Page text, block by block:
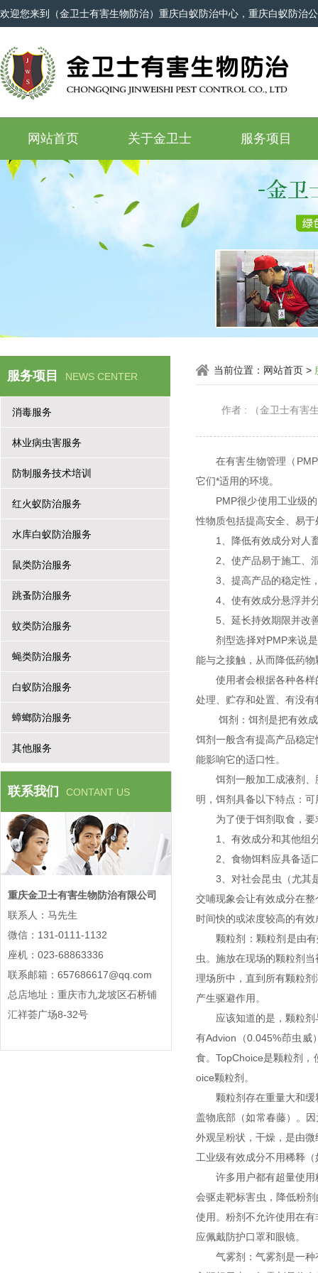
欢迎您来到（金卫士有害生物防治）重庆白蚁防治中心，重庆白蚁防治
网站首页 关于金卫士 服务项目
服务项目 NEWS CENTER
消毒服务
林业病虫害服务
防制服务技术培训
红火蚁防治服务
水库白蚁防治服务
鼠类防治服务
跳蚤防治服务
蚊类防治服务
蝇类防治服务
白蚁防治服务
蟑螂防治服务
其他服务
联系我们 CONTANT US
重庆金卫士有害生物防治有限公司
联系人：马先生
微信：131-0111-1132
座机：023-68863336
联系邮箱：657686617@qq.com
总店地址：重庆市九龙坡区石桥铺
汇祥荟广场8-32号
当前位置： 网站首页 >
作者 : （金卫士有害
在有害生物管理（
它们*适用的环境。
PMP很少使用工业级
性物质包括提高安全、易
1、降低有效成分对人
2、使产品易于施工、
3、提高产品的稳定性
4、使有效成分悬浮并
5、延长持效期限并改
剂型选择对PMP来说
能与之接触，从而降低药
使用者会根据各种各
处理、贮存和处置、有没
饵剂：饵剂是把有效
饵剂一般含有提高产品稳
能影响它的适口性。
饵剂一般加工成液剂
明，饵剂具备以下特点：
为了便于饵剂取食，
1、有效成分和其他组
2、食物饵料应具备适
3、对社会昆虫（尤其
交哺现象会让有效成分在
时间快的或浓度较高的有
颗粒剂：颗粒剂是由
虫。施放在现场的颗粒剂
理场所中，直到所有颗粒
产生驱避作用。
应该知道的是，颗粒
有Advion（0.045%茚虫威
食。TopChoice是颗粒剂
oice颗粒剂。
颗粒剂存在重量大和
盖物底部（如常春藤）。
外观呈粉状，干燥，是由
工业级有效成分不用稀释
许多用户都有超量使
会驱走靶标害虫，降低粉
使用。粉剂不允许使用在
应佩戴防护口罩和眼镜。
气雾剂：气雾剂是一